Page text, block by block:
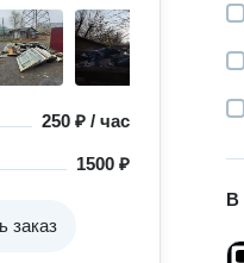
250 ₽ / час
1500 ₽
заказ
В